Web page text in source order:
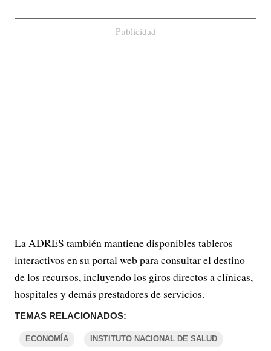
Publicidad
La ADRES también mantiene disponibles tableros
interactivos en su portal web para consultar el destino
de los recursos, incluyendo los giros directos a clínicas,
hospitales y demás prestadores de servicios.
TEMAS RELACIONADOS:
ECONOMÍA INSTITUTO NACIONAL DE SALUD